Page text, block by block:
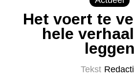
Het voert te
hele
leggen
Tekst